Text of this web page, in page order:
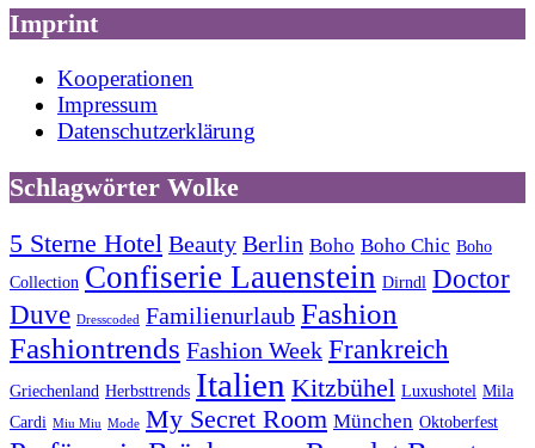
Imprint
Kooperationen
Impressum
Datenschutzerklärung
Schlagwörter Wolke
5 Sterne Hotel Beauty Berlin Boho Boho Chic Boho
Collection Confiserie Lauenstein Dirndl Doctor
Duve Dresscoded Familienurlaub Fashion
Fashiontrends Fashion Week Frankreich
Griechenland Herbsttrends Italien Kitzbühel Luxushotel Mila
Cardi Miu Miu Mode My Secret Room München Oktoberfest